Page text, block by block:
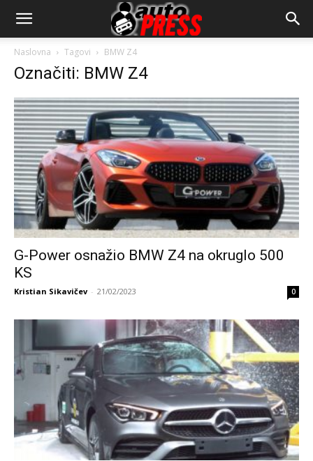
AutopressHR
Naslovna Tagovi BMW Z4
Označiti: BMW Z4
G-Power osnažio BMW Z4 na okruglo 500
KS
Kristian Sikavičev - 21/02/2023 0